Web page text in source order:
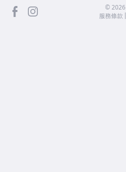
facebook ©2026
服務條款